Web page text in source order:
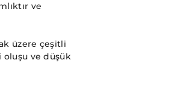
ve
üzere çeşitli
oluşu ve düşük